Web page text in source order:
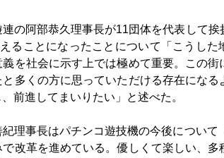
の阿部恭久理事長が11団体を代表して挨
ることになったことについて「こうした
を社会に示す上では極めて重要。この街
多くの方に思っていただける存在になる
前進してまいりたい」と述べた。
理事長はパチンコ遊技機の今後について
改革を進めている。優しくて楽しい、多